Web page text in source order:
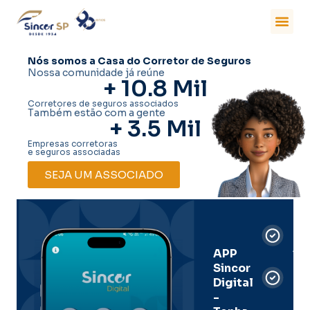
Nós somos a Casa do Corretor de Seguros
Nossa comunidade já reúne
+ 10.8 Mil
Corretores de seguros associados
Também estão com a gente
+ 3.5 Mil
Empresas corretoras
e seguros associadas
SEJA UM ASSOCIADO
APP
Sincor
Digital
-